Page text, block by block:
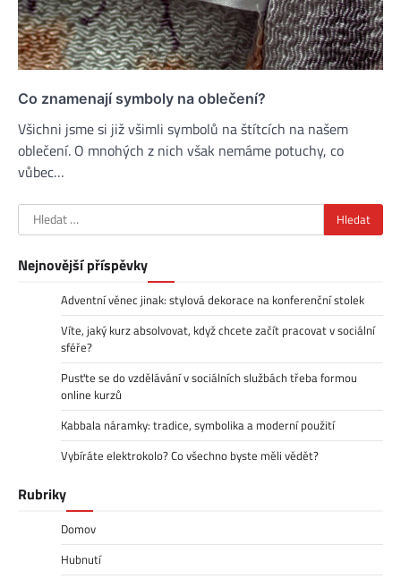
Co znamenají symboly na oblečení?
Všichni jsme si již všimli symbolů na štítcích na našem
oblečení. O mnohých z nich však nemáme potuchy, co
vůbec…
Vyhledávání
Nejnovější příspěvky
Adventní věnec jinak: stylová dekorace na konferenční stolek
Víte, jaký kurz absolvovat, když chcete začít pracovat v sociální
sféře?
Pusťte se do vzdělávání v sociálních službách třeba formou
online kurzů
Kabbala náramky: tradice, symbolika a moderní použití
Vybíráte elektrokolo? Co všechno byste měli vědět?
Rubriky
Domov
Hubnutí